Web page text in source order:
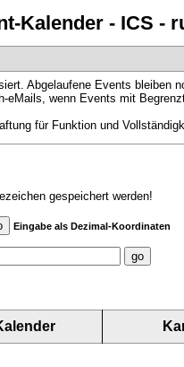
Kalender - ICS -
Abgelaufene Events bleiben
eMails, wenn Events mit
für Funktion und
gespeichert werden!
Eingabe als Dezimal-Koordinaten